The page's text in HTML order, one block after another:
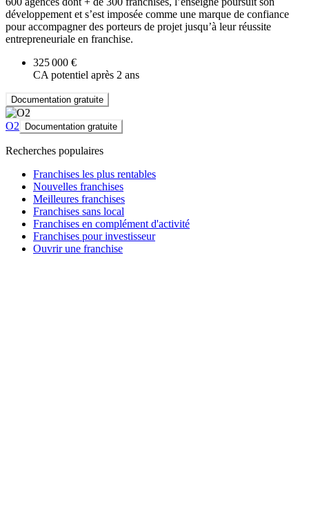
développement et s’est imposée comme une marque de confiance
pour accompagner des porteurs de projet jusqu’à leur réussite
entrepreneuriale en franchise.
325 000 €
CA potentiel après 2 ans
Documentation gratuite
O2 Documentation gratuite
Recherches populaires
Franchises les plus rentables
Nouvelles franchises
Meilleures franchises
Franchises sans local
Franchises en complément d'activité
Franchises pour investisseur
Ouvrir une franchise